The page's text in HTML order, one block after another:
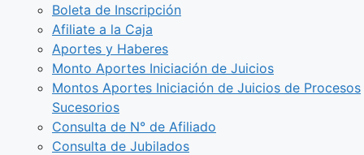
Boleta de Inscripción
Afiliate a la Caja
Aportes y Haberes
Monto Aportes Iniciación de Juicios
Montos Aportes Iniciación de Juicios de Procesos
Sucesorios
Consulta de N° de Afiliado
Consulta de Jubilados